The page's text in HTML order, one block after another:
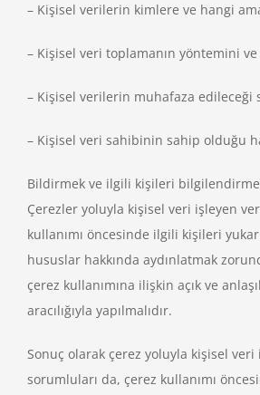
– Kişisel verilerin kimlere ve hangi
– Kişisel veri toplamanın yöntemini
– Kişisel verilerin muhafaza edileceği
– Kişisel veri sahibinin sahip olduğu
Bildirmek ve ilgili kişileri
Çerezler yoluyla kişisel veri işleyen
kullanımı öncesinde ilgili kişileri
hususlar hakkında aydınlatmak
çerez kullanımına ilişkin açık ve
aracılığıyla yapılmalıdır.
Sonuç olarak çerez yoluyla kişisel veri
sorumluları da, çerez kullanımı